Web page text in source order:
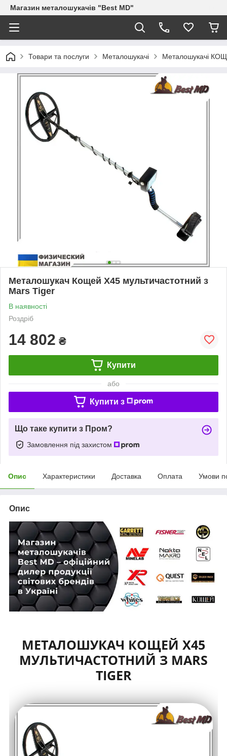
Магазин металошукачів "Best MD"
Товари та послуги Металошукачі Металошукачі
Металошукач Кощей Х45 мультичастотний з
Mars Tiger
В наявності
Роздріб
14 802 ₴
Купити
або
Купити з
Що таке купити з Пром?
Замовлення під захистом
Опис Характеристики Доставка Оплата Умови
Опис
МЕТАЛОШУКАЧ КОЩЕЙ Х45
МУЛЬТИЧАСТОТНИЙ З MARS
TIGER